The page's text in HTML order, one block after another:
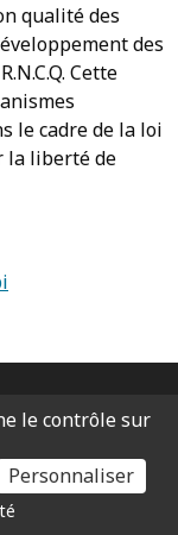
le contrôle sur
Personnaliser
qualité des
des
Cette
le cadre de la loi
la liberté de
Orata